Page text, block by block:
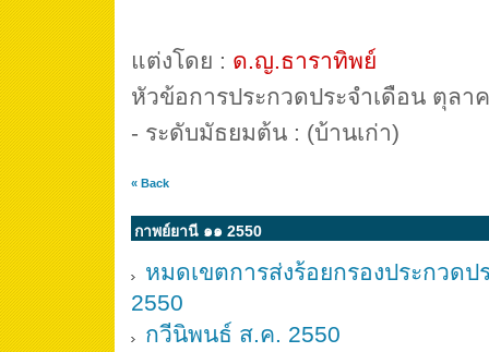
แต่งโดย : ด.ญ.ธาราทิพย์
หัวข้อการประกวดประจำเดือน ตุลา
- ระดับมัธยมต้น : (บ้านเก่า)
« Back
กาพย์ยานี ๑๑ 2550
หมดเขตการส่งร้อยกรองประกวดป
2550
กวีนิพนธ์ ส.ค. 2550